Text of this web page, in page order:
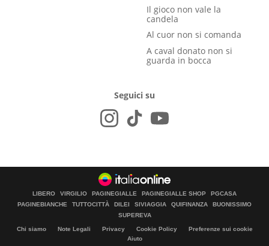
Il gioco non vale la
candela
Al cuor non si comanda
A caval donato non si
guarda in bocca
Seguici su
LIBERO VIRGILIO PAGINEGIALLE PAGINEGIALLE SHOP
PGCASA
PAGINEBIANCHE
TUTTOCITTÀ DILEI SIVIAGGIA QUIFINANZA
BUONISSIMO
SUPEREVA
Chi siamo Note Legali Privacy Cookie Policy
Preferenze sui cookie
Aiuto